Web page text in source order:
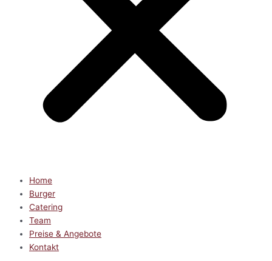
Home
Burger
Catering
Team
Preise & Angebote
Kontakt